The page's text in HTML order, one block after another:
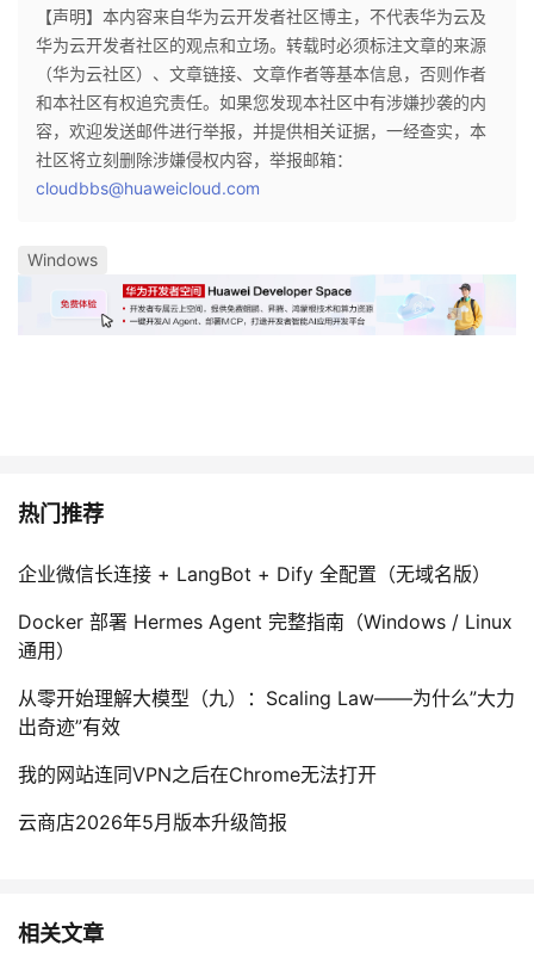
【声明】本内容来自华为云开发者社区博主，不代表华为云及
华为云开发者社区的观点和立场。转载时必须标注文章的来源
（华为云社区）、文章链接、文章作者等基本信息，否则作者
和本社区有权追究责任。如果您发现本社区中有涉嫌抄袭的内
容，欢迎发送邮件进行举报，并提供相关证据，一经查实，本
社区将立刻删除涉嫌侵权内容，举报邮箱：
cloudbbs@huaweicloud.com
Windows
热门推荐
企业微信长连接 + LangBot + Dify 全配置（无域名版）
Docker 部署 Hermes Agent 完整指南（Windows / Linux
通用）
从零开始理解大模型（九）：Scaling Law——为什么”大力
出奇迹”有效
我的网站连同VPN之后在Chrome无法打开
云商店2026年5月版本升级简报
相关文章